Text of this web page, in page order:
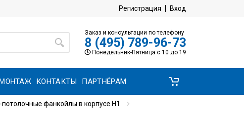
Регистрация Вход
Заказ и консультации по телефону
8 (495) 789-96-73
Понедельник-Пятница с 10 до 19
КОНТАКТЫ ПАРТНЁРАМ
фанкойлы в корпусе H1